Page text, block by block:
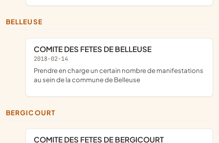
BELLEUSE
COMITE DES FETES DE BELLEUSE
2018-02-14
prendre en charge un certain nombre de manifestations
au sein de la commune de Belleuse
BERGICOURT
COMITE DES FETES DE BERGICOURT